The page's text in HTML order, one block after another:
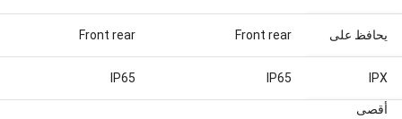
يحافظ على Front rear
Front rear
‫IPX
IP65
IP65
أقصى